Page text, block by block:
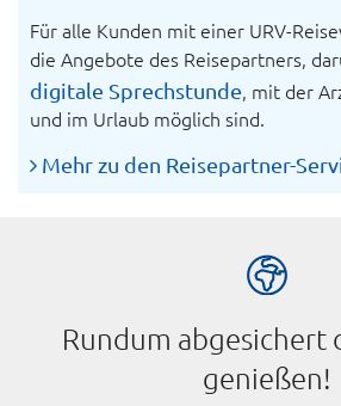
Für alle Kunden mit einer URV-
die Angebote des Reise­partners,
digitale Sprechstunde, mit der
und im Urlaub möglich sind.
Mehr zu den Reise­partner-
Rundum abgesichert
genießen!